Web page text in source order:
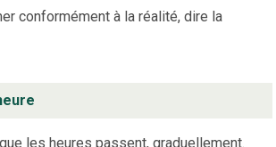
conformément à la réalité, dire la
les heures passent, graduellement.